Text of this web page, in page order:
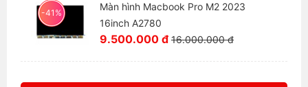
-41%
Màn hình Macbook Pro M2 2023
16inch A2780
9.500.000 đ 16.000.000 đ